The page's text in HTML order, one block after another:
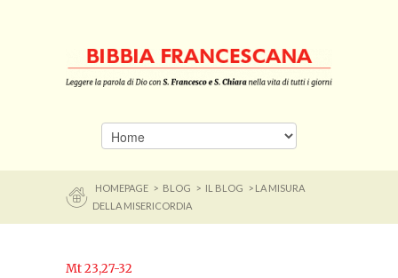
HOMEPAGE > BLOG > IL BLOG
> LA MISURA
DELLA MISERICORDIA
Mt 23,27-32